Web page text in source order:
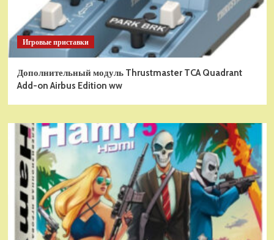
Игровые приставки
Дополнительный модуль Thrustmaster TCA Quadrant
Add-on Airbus Edition ww